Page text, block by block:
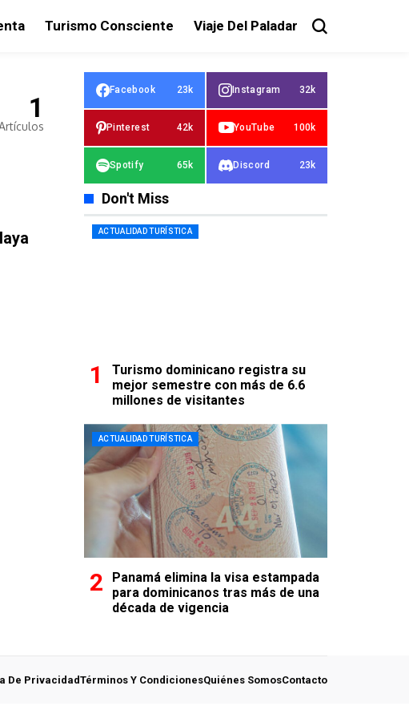
Turismo Consciente Viaje Del Paladar
1
Facebook 23k Instagram 32k
Pinterest 42k YouTube 100k
Spotify 65k Discord 23k
Don't Miss
ACTUALIDAD TURÍSTICA
Turismo dominicano registra su
mejor semestre con más de 6.6
millones de visitantes
ACTUALIDAD TURÍSTICA
Panamá elimina la visa estampada
para dominicanos tras más de una
década de vigencia
De PrivacidadTérminos Y CondicionesQuiénes SomosContacto